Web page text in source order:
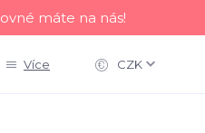
máte na nás!
Více CZK